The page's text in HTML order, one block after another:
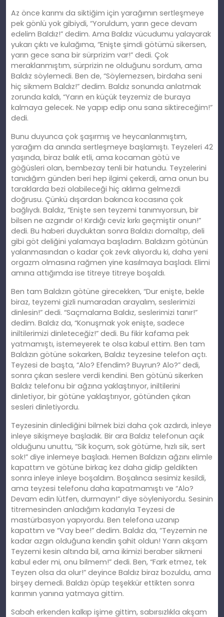
Az önce karımı da siktiğim için yarağımın sertleşmeye
pek gönlü yok gibiydi, “Yoruldum, yarın gece devam
edelim Baldız!” dedim. Ama Baldız vücudumu yalayarak
yukarı çıktı ve kulağıma, “Enişte şimdi götümü sikersen,
yarın gece sana bir sürprizim var!” dedi. Çok
meraklanmıştım, sürprizin ne olduğunu sordum, ama
Baldız söylemedi. Ben de, “Söylemezsen, birdaha seni
hiç sikmem Baldız!” dedim. Baldız sonunda anlatmak
zorunda kaldı, “Yarın en küçük teyzemiz de buraya
kalmaya gelecek. Ne yapıp edip onu sana siktireceğim!”
dedi.
Bunu duyunca çok şaşırmış ve heycanlanmıştım,
yarağım da anında sertleşmeye başlamıştı. Teyzeleri 42
yaşında, biraz balık etli, ama kocaman götü ve
göğüsleri olan, bembezay tenli bir hatundu. Teyzelerini
tanıdığım günden beri hep ilgimi çekerdi, ama onun bu
taraklarda bezi olabileceği hiç aklıma gelmezdi
doğrusu. Çünkü dışardan bakınca kocasına çok
bağlıydı. Baldız, “Enişte sen teyzemi tanımıyorsun, bir
bilsen ne azgındır o! Kırdığı ceviz kırkı geçmiştir onun!”
dedi. Bu haberi duyduktan sonra Baldızı domaltıp, deli
gibi göt deliğini yalamaya başladım. Baldızım götünün
yalanmasından o kadar çok zevk alıyordu ki, daha yeni
orgazm olmasına rağmen yine kasılmaya başladı. Elimi
amına attığımda ise titreye titreye boşaldı.
Ben tam Baldızın götüne girecekken, “Dur enişte, bekle
biraz, teyzemi gizli numaradan arayalım, seslerimizi
dinlesin!” dedi. “Saçmalama Baldız, seslerimizi tanır!”
dedim. Baldız da, “Konuşmak yok enişte, sadece
iniltilerimizi dinleteceğiz!” dedi. Bu fikir kafama pek
yatmamıştı, istemeyerek te olsa kabul ettim. Ben tam
Baldızın götüne sokarken, Baldız teyzesine telefon açtı.
Teyzesi de başta, “Alo? Efendim? Buyrun? Alo?” dedi,
sonra çıkan seslere verdi kendini. Ben götünü sikerken
Baldız telefonu bir ağzına yaklaştırıyor, iniltilerini
dinletiyor, bir götüne yaklaştırıyor, götünden çıkan
sesleri dinletiyordu.
Teyzesinin dinlediğini bilmek bizi daha çok azdırdı, inleye
inleye sikişmeye başladık. Bir ara Baldız telefonun açık
olduğunu unuttu, “Sik koçum, sok götüme, hızlı sik, sert
sok!” diye inlemeye başladı. Hemen Baldızın ağzını elimle
kapattım ve götüne birkaç kez daha gidip geldikten
sonra inleye inleye boşaldım. Boşalınca sesimiz kesildi,
ama teyzesi telefonu daha kapatmamıştı ve “Alo?
Devam edin lütfen, durmayın!” diye söyleniyordu. Sesinin
titremesinden anladığım kadarıyla Teyzesi de
mastürbasyon yapıyordu. Ben telefona uzanıp
kapattım ve “Vay bee!” dedim. Baldız da, “Teyzemin ne
kadar azgın olduğuna kendin şahit oldun! Yarın akşam
Teyzemi kesin altında bil, ama ikimizi beraber sikmeni
kabul eder mi, onu bilmem!” dedi. Ben, “Fark etmez, tek
Teyzen olsa da olur!” deyince Baldız biraz bozuldu, ama
birşey demedi. Baldızı öpüp teşekkür ettikten sonra
karımın yanına yatmaya gittim.
Sabah erkenden kalkıp işime gittim, sabırsızlıkla akşam